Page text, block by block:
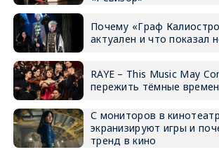
Почему «Граф
актуален и что показал
RAYE – This Music May
пережить тёмные
С мониторов в
экранизируют игры и
тренд в кино